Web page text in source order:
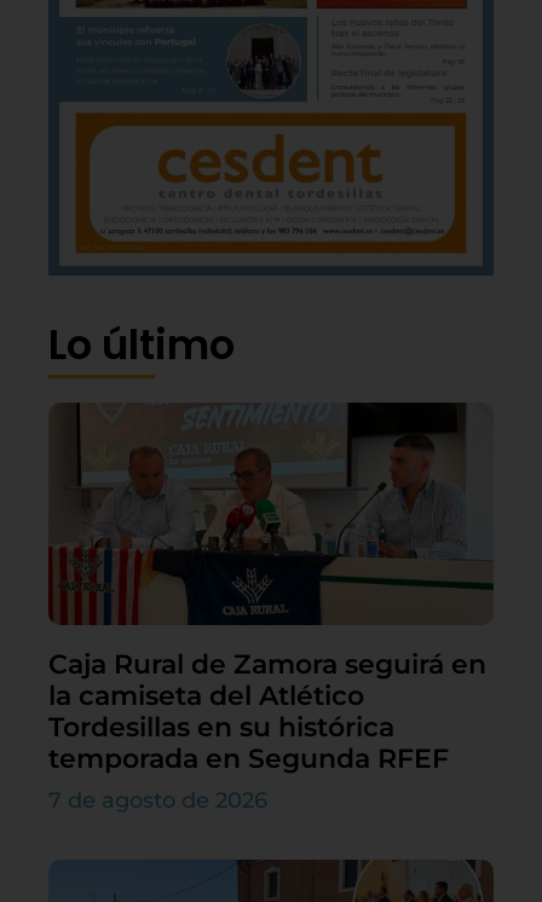
Lo último
Caja Rural de Zamora seguirá en
la camiseta del Atlético
Tordesillas en su histórica
temporada en Segunda RFEF
7 de agosto de 2026